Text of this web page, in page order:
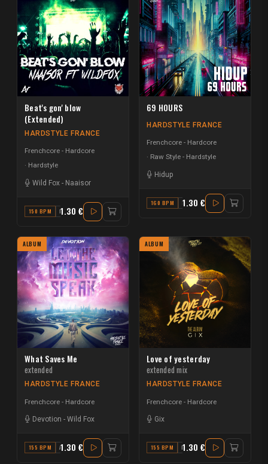
Beat's gon' blow
(Extended)
HARDSTYLE FRANCE
Frenchcore - Hardcore
Hardstyle
Wild Fox - Naaisor
150 BPM F1.30 €
69 HOURS
HARDSTYLE FRANCE
Frenchcore - Hardcore
Raw Style - Hardstyle
Hidup
160 BPM F1.30 €
ALBUM
What Saves Me
extended
HARDSTYLE FRANCE
Frenchcore - Hardcore
Devotion - Wild Fox
155 BPM A1.30 €
ALBUM
Love of yesterday
extended mix
HARDSTYLE FRANCE
Frenchcore - Hardcore
Gix
155 BPM F1.30 €